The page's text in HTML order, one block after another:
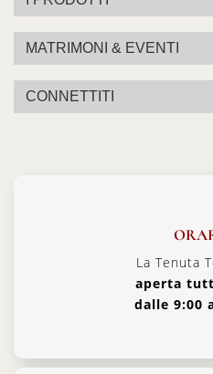
MATRIMONI & EVENTI
CONNETTITI
La Tenuta
aperta
dalle 9:00